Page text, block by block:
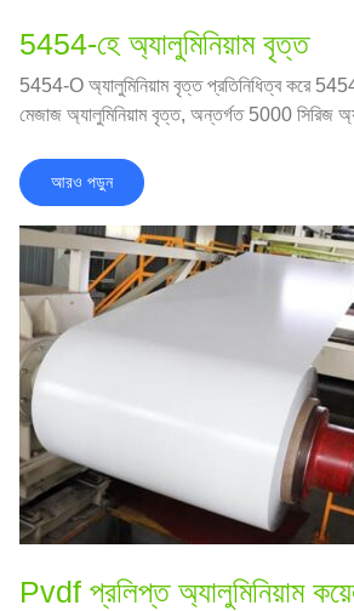
5454-হে অ্যালুমিনিয়াম বৃত্ত
5454-O অ্যালুমিনিয়াম বৃত্ত প্রতিনিধিত্ব করে 5454
মেজাজ অ্যালুমিনিয়াম বৃত্ত, অন্তর্গত 5000 সিরিজ
আরও পড়ুন
Pvdf প্রলিপ্ত অ্যালুমিনিয়াম